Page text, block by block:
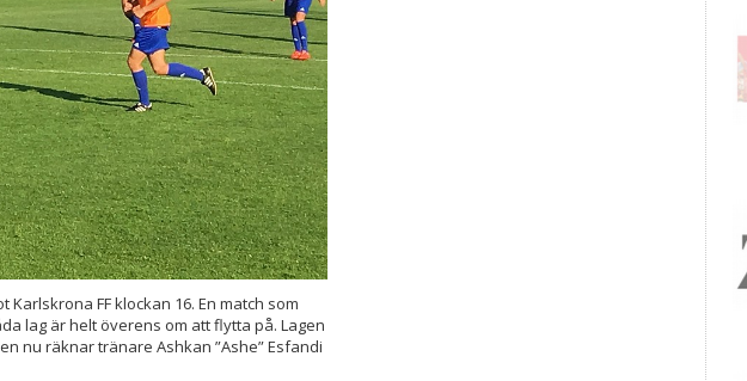
FF klockan 16. En match som
lag är helt överens om att flytta på. Lagen
nu räknar tränare Ashkan ”Ashe” Esfandi